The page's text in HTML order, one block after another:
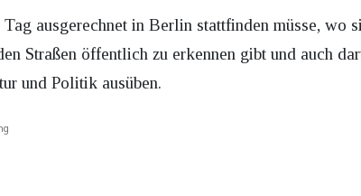
ausgerechnet in Berlin stattfinden müsse, wo
Straßen öffentlich zu erkennen gibt und auch
und Politik ausüben.